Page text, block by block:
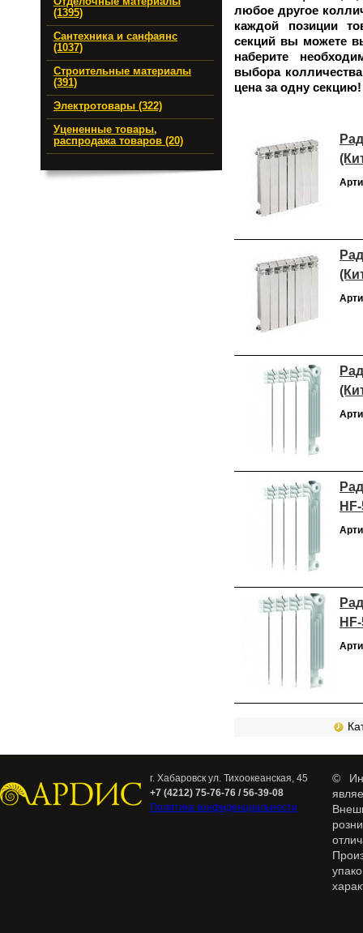
(1395)
Сантехника и санфаянс
(1037)
Строительные материалы
(391)
Электротовары (322)
Уцененные товары,
распродажа товаров (20)
любое другое
каждой позиции
секций вы можете
наберите
выбора
цена за одну секцию!
г. Хабаровск ул. Тихоокеанская, 45
+7 (4212) 75-76-76 / 56-39-08
Политика конфиденциальности
©